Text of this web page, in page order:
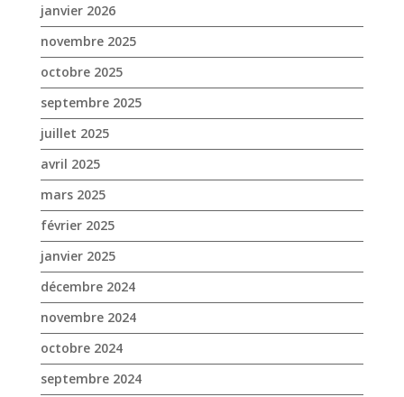
janvier 2026
novembre 2025
octobre 2025
septembre 2025
juillet 2025
avril 2025
mars 2025
février 2025
janvier 2025
décembre 2024
novembre 2024
octobre 2024
septembre 2024